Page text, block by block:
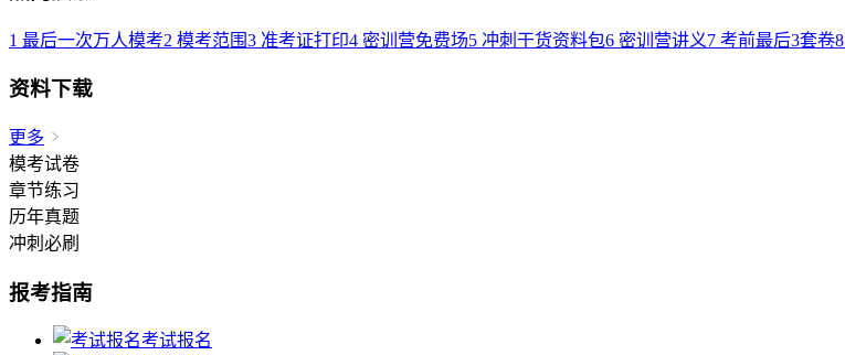
1 最后一次万人模考2 模考范围3 准考证打印4 密训营免费场5 冲刺干货资料包6 密训营讲义7 考前最后3套卷8
资料下载
更多
模考试卷
章节练习
历年真题
冲刺必刷
报考指南
考试报名